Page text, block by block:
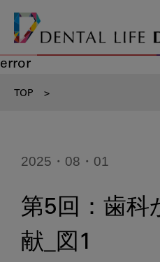
error
TOP >
2025・08・01
第5回：歯科
献_図1